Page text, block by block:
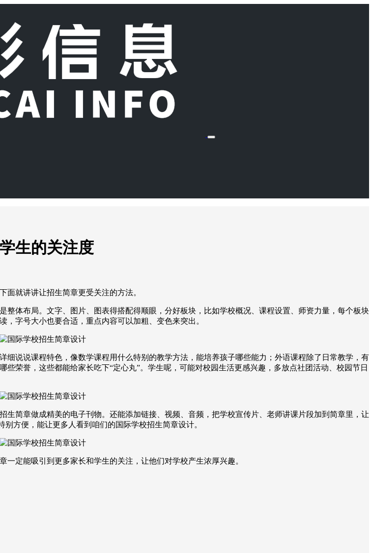
生的关注度
面就讲讲让招生简章更受关注的方法。
体布局。文字、图片、图表得搭配得顺眼，分好板块，比如学校概况、课程设置、师资力量，每个板块
字号大小也要合适，重点内容可以加粗、变色来突出。
说说课程特色，像数学课程用什么特别的教学方法，能培养孩子哪些能力；外语课程除了日常教学，有
荣誉，这些都能给家长吃下“定心丸”。学生呢，可能对校园生活更感兴趣，多放点社团活动、校园节日
简章做成精美的电子刊物。还能添加链接、视频、音频，把学校宣传片、老师讲课片段加到简章里，让
方便，能让更多人看到咱们的国际学校招生简章设计。
定能吸引到更多家长和学生的关注，让他们对学校产生浓厚兴趣。